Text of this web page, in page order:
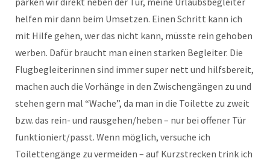
helfen mir dann beim Umsetzen. Einen Schritt kann ich
mit Hilfe gehen, wer das nicht kann, müsste rein gehoben
werben. Dafür braucht man einen starken Begleiter. Die
Flugbegleiterinnen sind immer super nett und hilfsbereit,
machen auch die Vorhänge in den Zwischengängen zu und
stehen gern mal “Wache”, da man in die Toilette zu zweit
bzw. das rein- und rausgehen/heben – nur bei offener Tür
funktioniert/passt. Wenn möglich, versuche ich
Toilettengänge zu vermeiden – auf Kurzstrecken trink ich